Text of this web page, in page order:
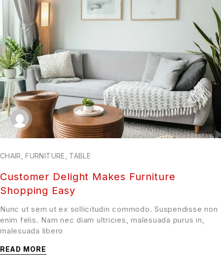
CHAIR ,FURNITURE TABLE
Customer Delight Makes Furniture
Shopping Easy
Nunc ut sem ut ex sollicitudin commodo. Suspendisse non
enim felis. Nam nec diam ultricies, malesuada purus in,
malesuada libero
READ MORE